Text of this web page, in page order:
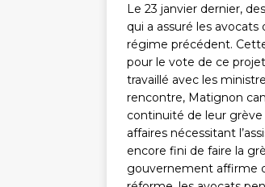
Le 23 janvier dernier,
qui a assuré les
régime précédent.
pour le vote de ce
travaillé avec les
rencontre, Matignon
continuité de leur
affaires nécessitant
encore fini de faire la
gouvernement affirme